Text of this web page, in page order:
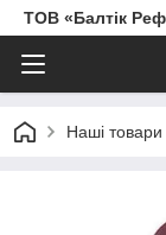
ТОВ «Балтік
Наші товари